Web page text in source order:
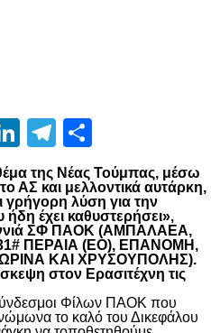
LinkedIn
Telegram
της Νέας Τούμπας, μέσω
ΑΣ και μελλοντικά αυτάρκη,
γρήγορη λύση για την
έχει καθυστερήσει»,
ΣΦ ΠΑΟΚ (ΑΜΠΑΛΑΕΑ,
ΠΕΡΑΙΑ (ΕΟ), ΕΠΑΝΟΜΗ,
ΚΑΙ ΧΡΥΣΟΥΠΟΛΗΣ).
στον Ερασιτέχνη τις
Φίλων ΠΑΟΚ που
το καλό του Δικεφάλου